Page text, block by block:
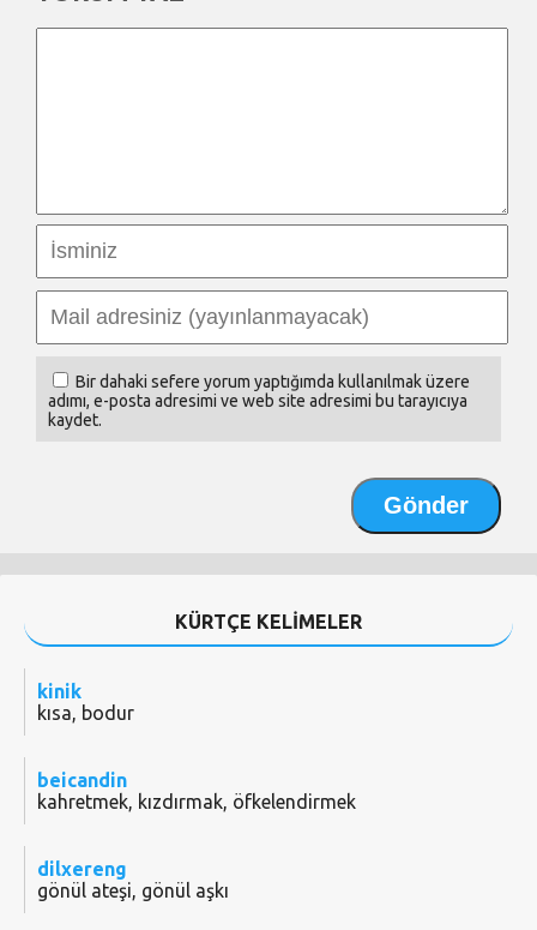
Bir dahaki sefere yorum yaptığımda kullanılmak üzere
adımı, e-posta adresimi ve web site adresimi bu tarayıcıya
kaydet.
KÜRTÇE KELİMELER
kinik
kısa, bodur
beicandin
kahretmek, kızdırmak, öfkelendirmek
dilxereng
gönül ateşi, gönül aşkı